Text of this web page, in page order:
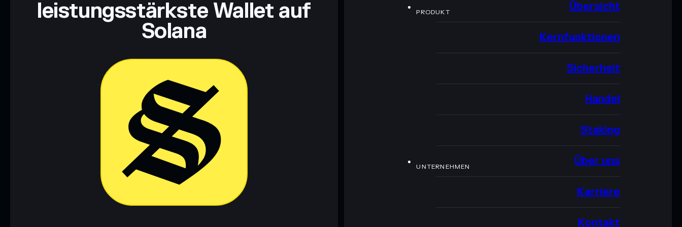
leistungsstärkste Wallet auf
Solana
PRODUKT Übersicht
Kernfunktionen
Sicherheit
Handel
Staking
UNTERNEHMEN Über uns
Karriere
Kontakt